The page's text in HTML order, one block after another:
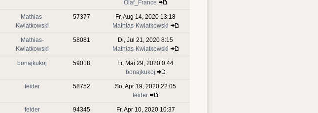
Olaf_France
Mathias-
Kwiatkowski
57377
Fr, Aug 14, 2020 13:18
Mathias-Kwiatkowski
Mathias-
Kwiatkowski
58081
Di, Jul 21, 2020 8:15
Mathias-Kwiatkowski
bonajkukoj 59018
Fr, Mai 29, 2020 0:44
bonajkukoj
feider 58752
So, Apr 19, 2020 22:05
feider
feider 94345
Fr, Apr 10, 2020 10:37